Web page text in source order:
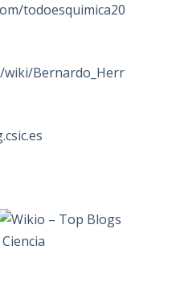
todoesquimica20
Bernardo_Herr